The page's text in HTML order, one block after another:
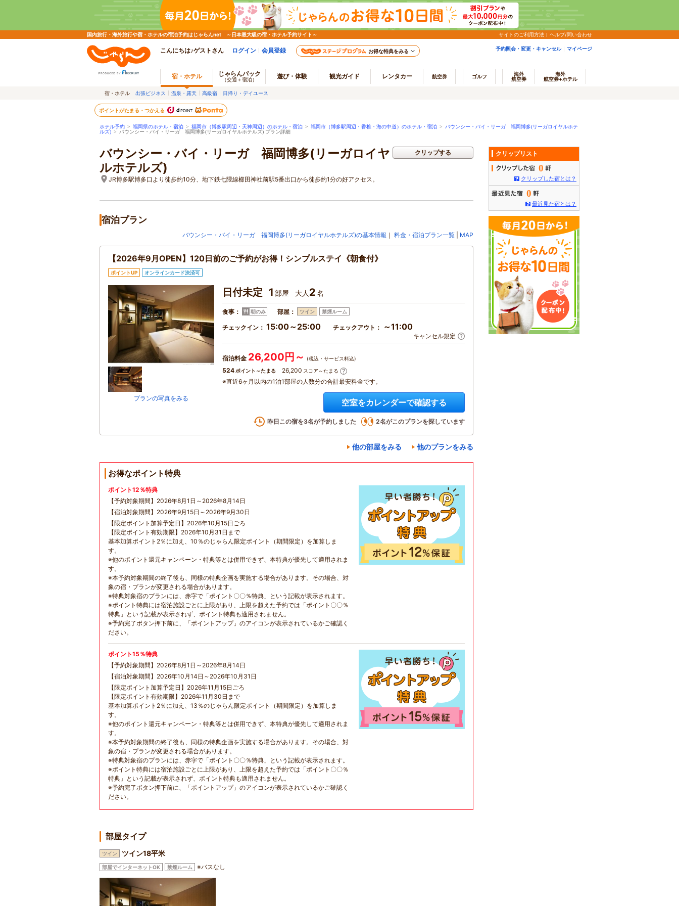
国内旅行・海外旅行や宿・ホテルの宿泊予約はじゃらんnet ～日本最大級の宿・ホテル予約サイト～ サイトのご利用方法 ヘルプ/問い合わせ
こんにちは♪ゲストさん ログイン 会員登録 お得な特典をみる 予約照会・変更・キャンセル マイページ
宿・ホテル じゃらんパック
（交通＋宿泊） 遊び・体験 観光ガイド レンタカー 航空券 ゴルフ
海外
航空券
海外
航空券+ホテル
宿・ホテル 出張ビジネス 温泉・露天 高級宿 日帰り・デイユース
ポイントがたまる・つかえる
ホテル予約 > 福岡県のホテル・宿泊 > 福岡市（博多駅周辺・天神周辺）のホテル・宿泊 > 福岡市（博多駅周辺・香椎・海の中道）のホテル・宿泊 > バウンシー・バイ・リーガ 福岡博多(リーガロイヤルホテ
ルズ) > バウンシー・バイ・リーガ 福岡博多(リーガロイヤルホテルズ) プラン詳細
バウンシー・バイ・リーガ 福岡博多(リーガロイヤ
ルホテルズ)
JR博多駅博多口より徒歩約10分、地下鉄七隈線櫛田神社前駅5番出口から徒歩約1分の好アクセス。
クリップする
宿泊プラン
バウンシー・バイ・リーガ 福岡博多(リーガロイヤルホテルズ)の基本情報 ｜ 料金・宿泊プラン一覧 MAP
【2026年9月OPEN】120日前のご予約がお得！シンプルステイ《朝食付》
ポイントUP オンラインカード決済可
プランの写真をみる
日付未定 1 部屋 大人 2名
食事： 朝のみ 部屋： ツイン 禁煙ルーム
チェックイン： 15:00～25:00 チェックアウト： ～11:00
キャンセル規定
宿泊料金 26,200円～ (税込・サービス料込)
524 ポイント～たまる 26,200 スコア～たまる
※直近6ヶ月以内の1泊1部屋の人数分の合計最安料金です。
空室をカレンダーで確認する
昨日この宿を3名が予約しました 2名がこのプランを探しています
他の部屋をみる 他のプランをみる
お得なポイント特典
ポイント12％特典
【予約対象期間】2026年8月1日～2026年8月14日
【宿泊対象期間】2026年9月15日～2026年9月30日
【限定ポイント加算予定日】2026年10月15日ごろ
【限定ポイント有効期限】2026年10月31日まで
基本加算ポイント2％に加え、10％のじゃらん限定ポイント（期間限定）を加算しま
す。
※他のポイント還元キャンペーン・特典等とは併用できず、本特典が優先して適用されま
す。
※本予約対象期間の終了後も、同様の特典企画を実施する場合があります。その場合、対
象の宿・プランが変更される場合があります。
※特典対象宿のプランには、赤字で「ポイント〇〇％特典」という記載が表示されます。
※ポイント特典には宿泊施設ごとに上限があり、上限を超えた予約では「ポイント〇〇％
特典」という記載が表示されず、ポイント特典も適用されません。
※予約完了ボタン押下前に、「ポイントアップ」のアイコンが表示されているかご確認く
ださい。
ポイント15％特典
【予約対象期間】2026年8月1日～2026年8月14日
【宿泊対象期間】2026年10月14日～2026年10月31日
【限定ポイント加算予定日】2026年11月15日ごろ
【限定ポイント有効期限】2026年11月30日まで
基本加算ポイント2％に加え、13％のじゃらん限定ポイント（期間限定）を加算しま
す。
※他のポイント還元キャンペーン・特典等とは併用できず、本特典が優先して適用されま
す。
※本予約対象期間の終了後も、同様の特典企画を実施する場合があります。その場合、対
象の宿・プランが変更される場合があります。
※特典対象宿のプランには、赤字で「ポイント〇〇％特典」という記載が表示されます。
※ポイント特典には宿泊施設ごとに上限があり、上限を超えた予約では「ポイント〇〇％
特典」という記載が表示されず、ポイント特典も適用されません。
※予約完了ボタン押下前に、「ポイントアップ」のアイコンが表示されているかご確認く
ださい。
部屋タイプ
ツイン ツイン18平米
部屋でインターネットOK 禁煙ルーム ※バスなし
クリップリスト
0
クリップした宿とは？
0
最近見た宿とは？